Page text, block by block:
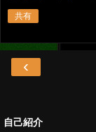
共有
‹
自己紹介